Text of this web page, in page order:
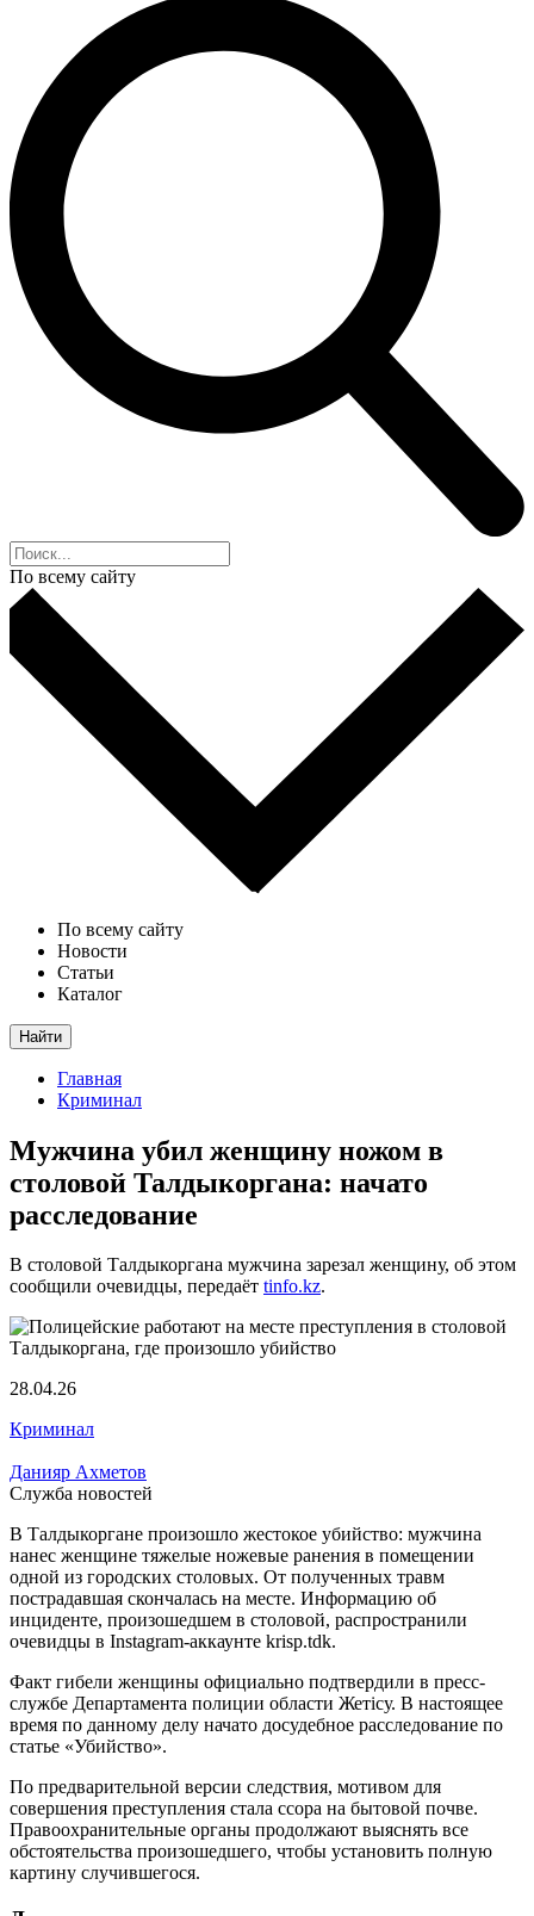
По всему сайту
По всему сайту
Новости
Статьи
Каталог
Найти
Главная
Криминал
Мужчина убил женщину ножом в
столовой Талдыкоргана: начато
расследование
В столовой Талдыкоргана мужчина зарезал женщину, об этом
сообщили очевидцы, передаёт tinfo.kz.
28.04.26
Криминал
Данияр Ахметов
Служба новостей
В Талдыкоргане произошло жестокое убийство: мужчина
нанес женщине тяжелые ножевые ранения в помещении
одной из городских столовых. От полученных травм
пострадавшая скончалась на месте. Информацию об
инциденте, произошедшем в столовой, распространили
очевидцы в Instagram-аккаунте krisp.tdk.
Факт гибели женщины официально подтвердили в пресс-
службе Департамента полиции области Жетісу. В настоящее
время по данному делу начато досудебное расследование по
статье «Убийство».
По предварительной версии следствия, мотивом для
совершения преступления стала ссора на бытовой почве.
Правоохранительные органы продолжают выяснять все
обстоятельства произошедшего, чтобы установить полную
картину случившегося.